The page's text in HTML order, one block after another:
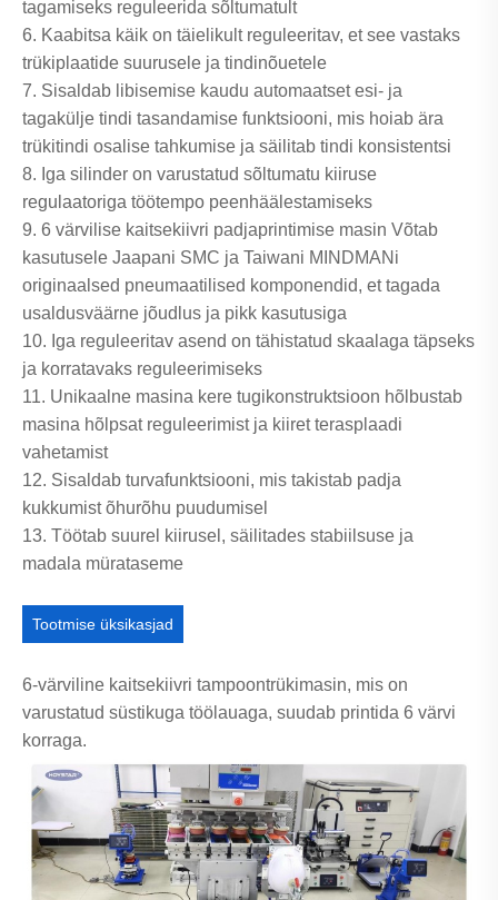
tagamiseks reguleerida sõltumatult
6. Kaabitsa käik on täielikult reguleeritav, et see vastaks
trükiplaatide suurusele ja tindinõuetele
7. Sisaldab libisemise kaudu automaatset esi- ja
tagakülje tindi tasandamise funktsiooni, mis hoiab ära
trükitindi osalise tahkumise ja säilitab tindi konsistentsi
8. Iga silinder on varustatud sõltumatu kiiruse
regulaatoriga töötempo peenhäälestamiseks
9. 6 värvilise kaitsekiivri padjaprintimise masin Võtab
kasutusele Jaapani SMC ja Taiwani MINDMANi
originaalsed pneumaatilised komponendid, et tagada
usaldusväärne jõudlus ja pikk kasutusiga
10. Iga reguleeritav asend on tähistatud skaalaga täpseks
ja korratavaks reguleerimiseks
11. Unikaalne masina kere tugikonstruktsioon hõlbustab
masina hõlpsat reguleerimist ja kiiret terasplaadi
vahetamist
12. Sisaldab turvafunktsiooni, mis takistab padja
kukkumist õhurõhu puudumisel
13. Töötab suurel kiirusel, säilitades stabiilsuse ja
madala mürataseme
Tootmise üksikasjad
6-värviline kaitsekiivri tampoontrükimasin, mis on
varustatud süstikuga töölauaga, suudab printida 6 värvi
korraga.